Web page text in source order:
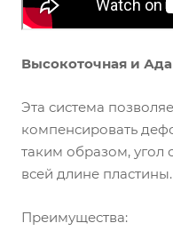
Высокоточная и
Эта система
компенсировать
таким образом, угол
всей длине пластины.
Преимущества: